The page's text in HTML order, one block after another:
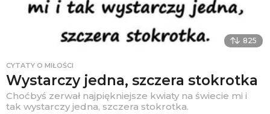
825
CYTATY O MIŁOŚCI
Wystarczy jedna, szczera stokrotka
Choćbyś zerwał najpiękniejsze kwiaty na świecie mi i
tak wystarczy jedna, szczera stokrotka.